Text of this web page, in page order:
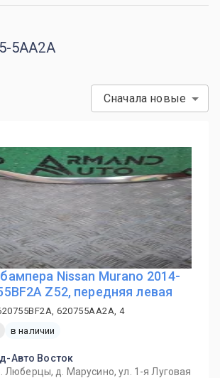
5AA2A
Сначала новые
Nissan Murano 2014-
Z52, передняя левая
620755AA2A, 4
в наличии
Авто Восток
Люберцы, д. Марусино, ул. 1-я Луговая